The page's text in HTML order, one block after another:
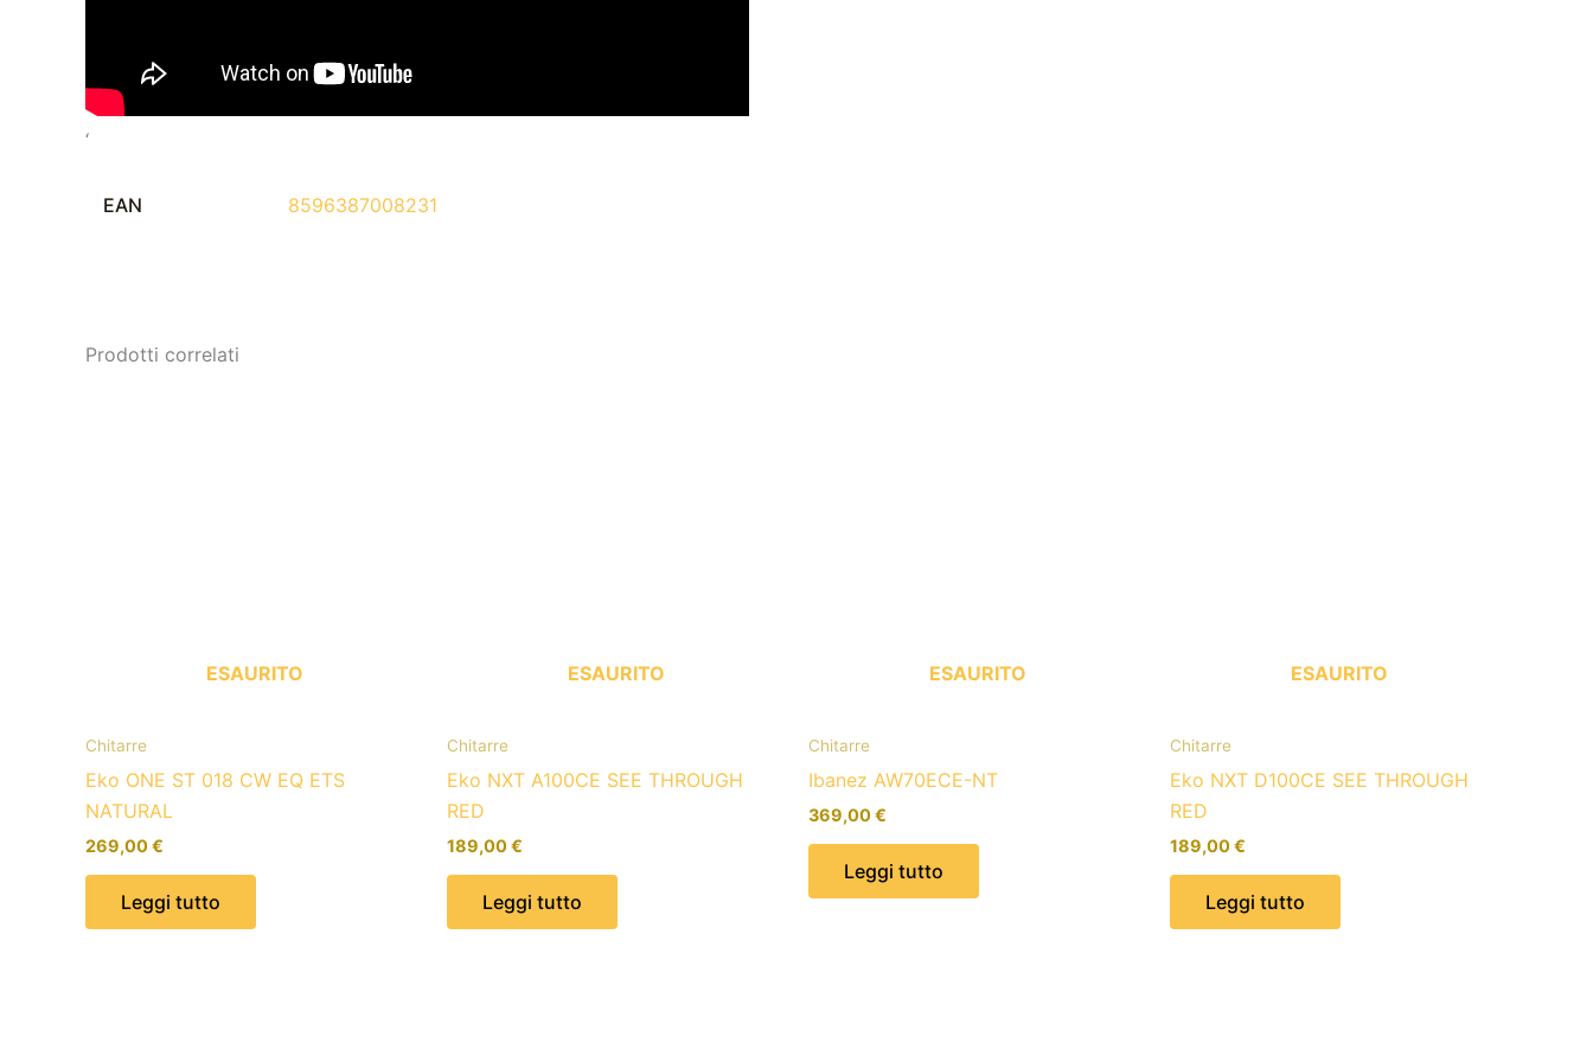
‘
EAN 8596387008231
Prodotti correlati
ESAURITO
Chitarre
Eko ONE ST 018 CW EQ ETS
NATURAL
269,00€
Leggi tutto
ESAURITO
Chitarre
Eko NXT A100CE SEE THROUGH
RED
189,00€
Leggi tutto
ESAURITO
Chitarre
Ibanez AW70ECE-NT
369,00€
Leggi tutto
ESAURITO
Chitarre
Eko NXT D100CE SEE THROUGH
RED
189,00€
Leggi tutto